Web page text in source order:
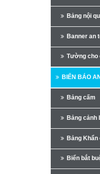
Bảng nội
Banner an
Tường cho
BIỂN BÁO
Bảng cấm
Bảng cảnh
Bảng Khẩn
Biển bắt